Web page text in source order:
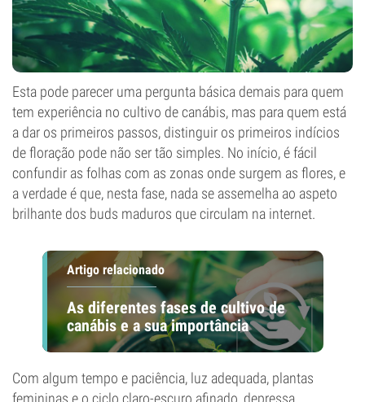
Esta pode parecer uma pergunta básica demais para quem
tem experiência no cultivo de canábis, mas para quem está
a dar os primeiros passos, distinguir os primeiros indícios
de floração pode não ser tão simples. No início, é fácil
confundir as folhas com as zonas onde surgem as flores, e
a verdade é que, nesta fase, nada se assemelha ao aspeto
brilhante dos buds maduros que circulam na internet.
Artigo relacionado
As diferentes fases de cultivo de
canábis e a sua importância
Com algum tempo e paciência, luz adequada, plantas
femininas e o ciclo claro-escuro afinado, depressa